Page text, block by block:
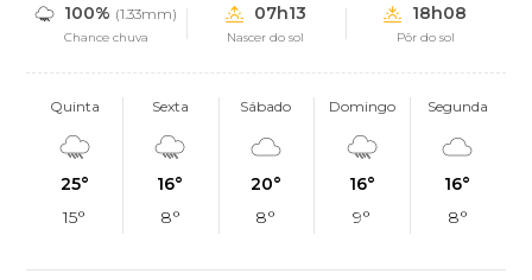
100% (1.33mm)
Chance chuva
07h13
Nascer do sol
18h08
Pôr do sol
Quinta
25°
15°
Sexta
16°
8°
Sábado
20°
8°
Domingo
16°
9°
Segunda
16°
8°